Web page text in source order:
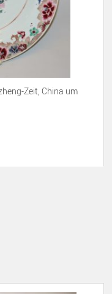
Zeit, China um